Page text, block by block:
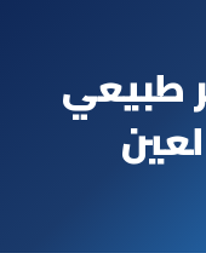
طبيعي